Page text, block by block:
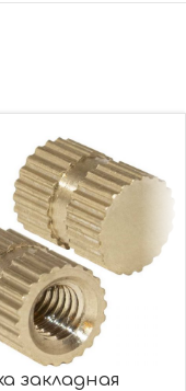
закладная